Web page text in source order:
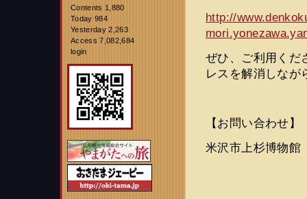
Contents 1,880
Today 984
Yesterday 2,263
Access 7,082,684
login
http://
ぜひ、ご利用くだ
レスを解消しなが
【お問い合わせ】
米沢市上杉博物